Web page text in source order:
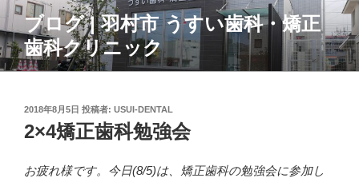
コ
ン
テ
ン
ブログ | 羽村市 うすい歯科・矯正
歯科クリニック
投
稿
日:
2018年8月5日 投稿者: USUI-DENTAL
2×4矯正歯科勉強会
お疲れ様です。今日(8/5)は、矯正歯科の勉強会に参加し